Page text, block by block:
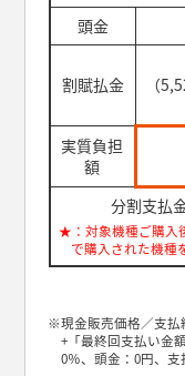
頭金
割賦払金
（
実質負担
額
分割支払
★：対象機種ご購入
で購入された機種
※現金販売価格／支払
+「最終回支払い金
0％、頭金：0円、